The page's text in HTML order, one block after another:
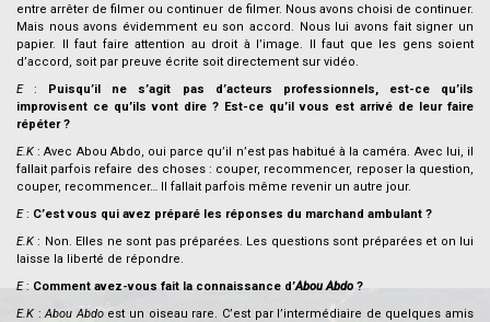
entre arrêter de filmer ou continuer de filmer. Nous avons choisi de continuer.
Mais nous avons évidemment eu son accord. Nous lui avons fait signer un
papier. Il faut faire attention au droit à l’image. Il faut que les gens soient
d’accord, soit par preuve écrite soit directement sur vidéo.
E: Puisqu’il ne s’agit pas d’acteurs professionnels, est-ce qu’ils
improvisent ce qu’ils vont dire ? Est-ce qu’il vous est arrivé de leur faire
répéter ?
E.K: Avec Abou Abdo, oui parce qu’il n’est pas habitué à la caméra. Avec lui, il
fallait parfois refaire des choses : couper, recommencer, reposer la question,
couper, recommencer… Il fallait parfois même revenir un autre jour.
E: C’est vous qui avez préparé les réponses du marchand ambulant ?
E.K: Non. Elles ne sont pas préparées. Les questions sont préparées et on lui
laisse la liberté de répondre.
E: Comment avez-vous fait la connaissance d’Abou Abdo ?
E.K :Abou Abdoest un oiseau rare. C’est par l’intermédiaire de quelques amis